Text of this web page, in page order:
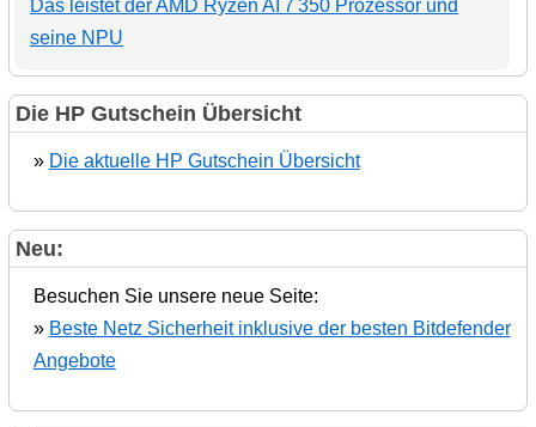
Das leistet der AMD Ryzen AI 7 350 Prozessor und
seine NPU
Die HP Gutschein Übersicht
» Die aktuelle HP Gutschein Übersicht
Neu:
Besuchen Sie unsere neue Seite:
» Beste Netz Sicherheit inklusive der besten Bitdefender
Angebote